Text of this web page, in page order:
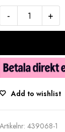
- +
Add to wishlist
Artikelnr: 439068-1